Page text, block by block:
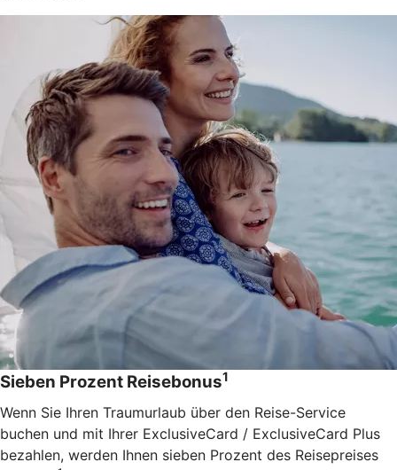
Sieben Prozent Reisebonus1
Wenn Sie Ihren Traumurlaub über den Reise-Service
buchen und mit Ihrer ExclusiveCard / ExclusiveCard Plus
bezahlen, werden Ihnen sieben Prozent des Reisepreises